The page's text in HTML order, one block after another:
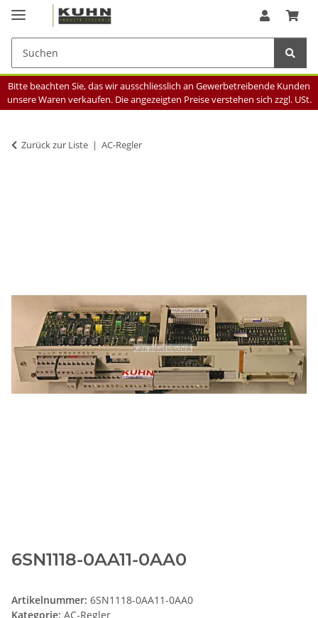
Bitte beachten Sie, das wir ausschliesslich an Gewerbetreibende Kunden
unsere Waren verkaufen. Die angezeigten Preise verstehen sich zzgl. USt.
Zurück zur Liste AC-Regler
6SN1118-0AA11-0AA0
Artikelnummer: 6SN1118-0AA11-0AA0
Kategorie: AC-Regler